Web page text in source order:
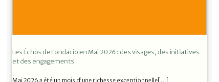
Les Échos de Fondacio en Mai 2026 : des visages, des initiatives
et des engagements
Mai 2026 a été un mois d’une richesse exceptionnelle[…]